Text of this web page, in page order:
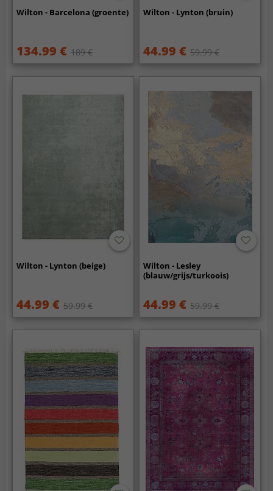
Wilton - Barcelona (groente)
134.99 € 189 €
Wilton - Lynton (bruin)
44.99 € 59.99 €
Wilton - Lynton (beige)
44.99 € 59.99 €
Wilton - Lesley
(blauw/grijs/turkoois)
44.99 € 59.99 €